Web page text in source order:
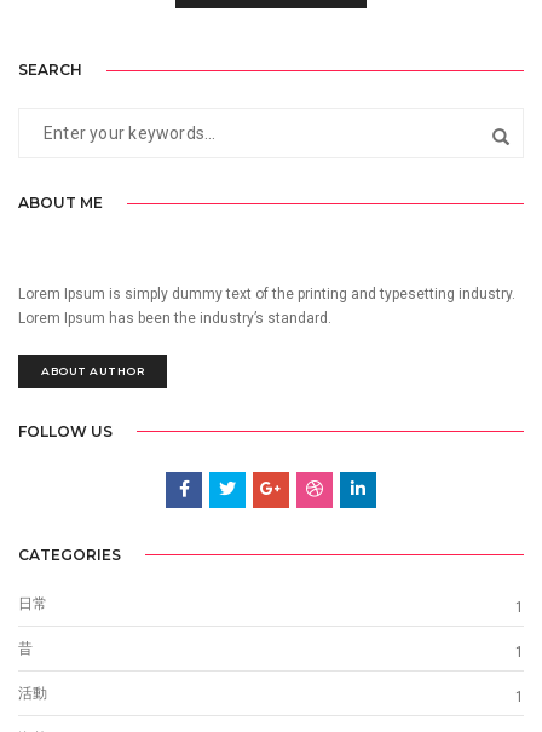
SEARCH
ABOUT ME
Lorem Ipsum is simply dummy text of the printing and typesetting industry.
Lorem Ipsum has been the industry’s standard.
ABOUT AUTHOR
FOLLOW US
CATEGORIES
日常 1
昔 1
活動 1